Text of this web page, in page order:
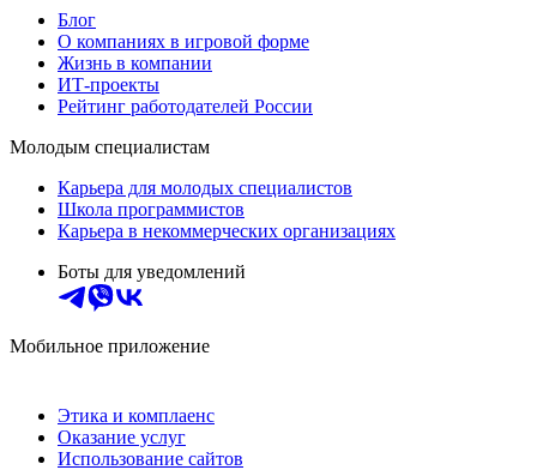
Блог
О компаниях в игровой форме
Жизнь в компании
ИТ-проекты
Рейтинг работодателей России
Молодым специалистам
Карьера для молодых специалистов
Школа программистов
Карьера в некоммерческих организациях
Боты для уведомлений
Мобильное приложение
Этика и комплаенс
Оказание услуг
Использование сайтов